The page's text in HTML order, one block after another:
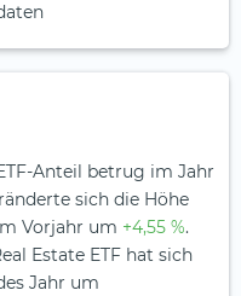
Anteil betrug im Jahr
sich die Höhe
Vorjahr um +4,55 %.
Estate ETF hat sich
Jahr um